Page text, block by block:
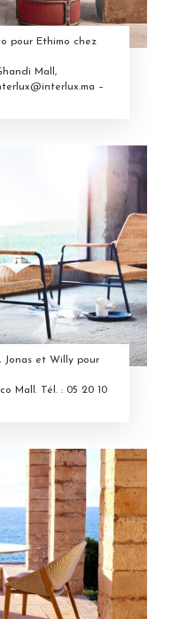
pour Ethimo chez
Mall,
–
Jonas et Willy pour
Mall. Tél. : 05 20 10